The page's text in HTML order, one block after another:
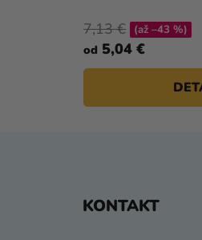
od 5,04 €
7,13 € (až –43 %)
KONTAKT